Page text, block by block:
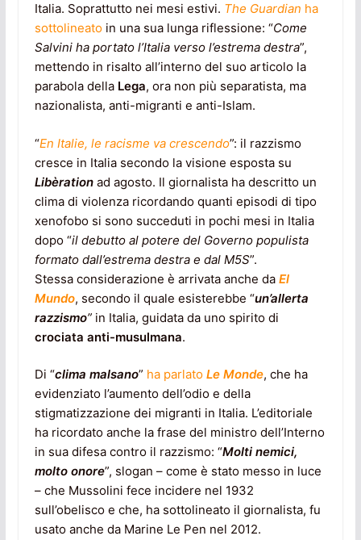
Italia. Soprattutto nei mesi estivi. The Guardian ha
sottolineatoin una sua lunga riflessione: “Come
Salvini ha portato l’Italia verso l’estrema destra”,
mettendo in risalto all’interno del suo articolo la
parabola della Lega, ora non più separatista, ma
nazionalista, anti-migranti e anti-Islam.
“En Italie, le racisme va crescendo”: il razzismo
cresce in Italia secondo la visione esposta su
Libèrationad agosto. Il giornalista ha descritto un
clima di violenza ricordando quanti episodi di tipo
xenofobo si sono succeduti in pochi mesi in Italia
dopo “il debutto al potere del Governo populista
formato dall’estrema destra e dal M5S”.
Stessa considerazione è arrivata anche da El
Mundo, secondo il quale esisterebbe “un’allerta
razzismo” in Italia, guidata da uno spirito di
crociata anti-musulmana.
Di “clima malsano” ha parlato Le Monde, che ha
evidenziato l’aumento dell’odio e della
stigmatizzazione dei migranti in Italia. L’editoriale
ha ricordato anche la frase del ministro dell’Interno
in sua difesa contro il razzismo: “Molti nemici,
molto onore”, slogan – come è stato messo in luce
– che Mussolini fece incidere nel 1932
sull’obelisco e che, ha sottolineato il giornalista, fu
usato anche da Marine Le Pen nel 2012.